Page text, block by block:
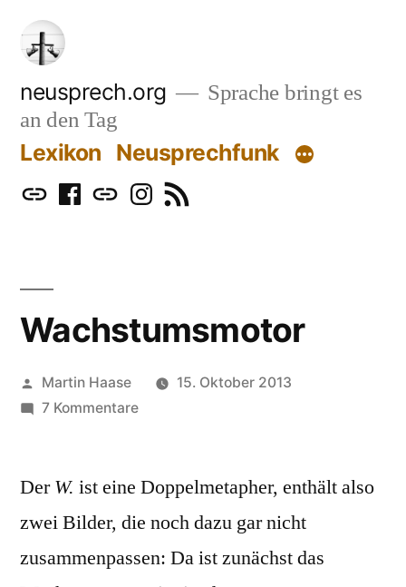
Zum
Inhalt
springen
neusprech.org
Sprache bringt es
an den Tag
Lexikon Neusprechfunk
MastodonFacebook
BlueskyInstagram
RSS
Wachstumsmotor
Veröffentlicht
von
Martin Haase
15. Oktober 2013
7 Kommentarezu
DerW. ist eine Doppelmetapher, enthält also
zwei Bilder, die noch dazu gar nicht
zusammenpassen: Da ist zunächst das